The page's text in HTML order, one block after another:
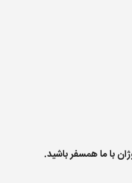
با ما همسفر باشید.